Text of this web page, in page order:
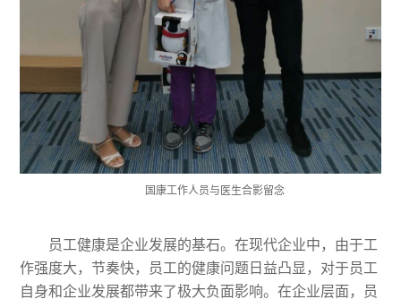
国康工作人员与医生合影留念
员工健康是企业发展的基石。在现代企业中，由于工
作强度大，节奏快，员工的健康问题日益凸显，对于员工
自身和企业发展都带来了极大负面影响。在企业层面，员